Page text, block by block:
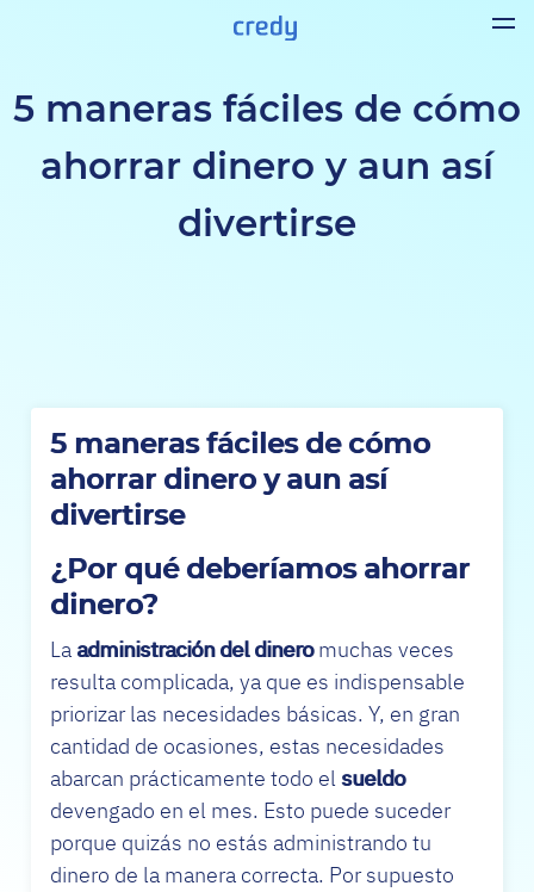
5 maneras fáciles de cómo
ahorrar dinero y aun así
divertirse
5 maneras fáciles de cómo
ahorrar dinero y aun así
divertirse
¿Por qué deberíamos ahorrar
dinero?
La administración del dineromuchas veces
resulta complicada, ya que es indispensable
priorizar las necesidades básicas. Y, en gran
cantidad de ocasiones, estas necesidades
abarcan prácticamente todo elsueldo
devengado en el mes. Esto puede suceder
porque quizás no estás administrando tu
dinero de la manera correcta. Por supuesto